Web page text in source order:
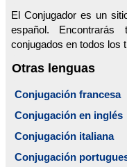
El Conjugador es un
español.
conjugados en todos los
Otras lenguas
Conjugación francesa
Conjugación en inglés
Conjugación italiana
Conjugación